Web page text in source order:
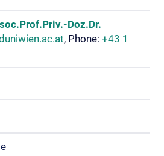
Doz.Dr.
, Phone: +43 1